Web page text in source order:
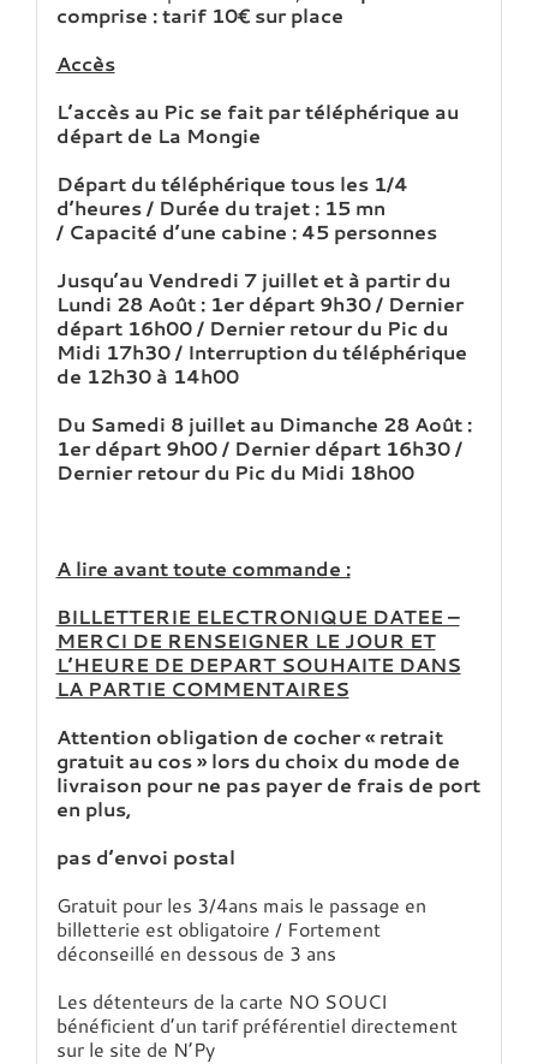
comprise : tarif 10€ sur place
Accès
L’accès au Pic se fait par téléphérique au
départ de La Mongie
Départ du téléphérique tous les 1/4
d’heures / Durée du trajet : 15 mn
/ Capacité d’une cabine : 45 personnes
Jusqu’au Vendredi 7 juillet et à partir du
Lundi 28 Août : 1er départ 9h30 / Dernier
départ 16h00 / Dernier retour du Pic du
Midi 17h30 / Interruption du téléphérique
de 12h30 à 14h00
Du Samedi 8 juillet au Dimanche 28 Août :
1er départ 9h00 / Dernier départ 16h30 /
Dernier retour du Pic du Midi 18h00
A lire avant toute commande :
BILLETTERIE ELECTRONIQUE DATEE –
MERCI DE RENSEIGNER LE JOUR ET
L’HEURE DE DEPART SOUHAITE DANS
LA PARTIE COMMENTAIRES
Attention obligation de cocher « retrait
gratuit au cos » lors du choix du mode de
livraison pour ne pas payer de frais de port
en plus,
pas d’envoi postal
Gratuit pour les 3/4ans mais le passage en
billetterie est obligatoire / Fortement
déconseillé en dessous de 3 ans
Les détenteurs de la carte NO SOUCI
bénéficient d’un tarif préférentiel directement
sur le site de N’Py